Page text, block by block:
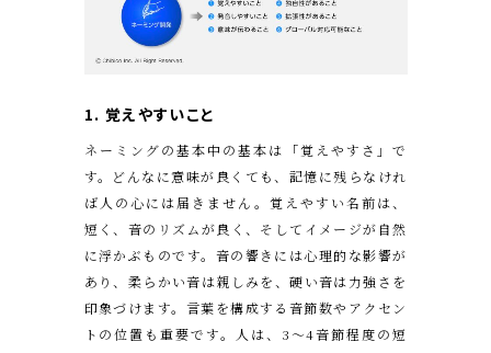
1. 覚えやすいこと
ネーミングの基本中の基本は「覚えやすさ」で
す。どんなに意味が良くても、記憶に残らなけれ
ば人の心には届きません。覚えやすい名前は、
短く、音のリズムが良く、そしてイメージが自然
に浮かぶものです。音の響きには心理的な影響が
あり、柔らかい音は親しみを、硬い音は力強さを
印象づけます。言葉を構成する音節数やアクセン
トの位置も重要です。人は、3〜4音節程度の短